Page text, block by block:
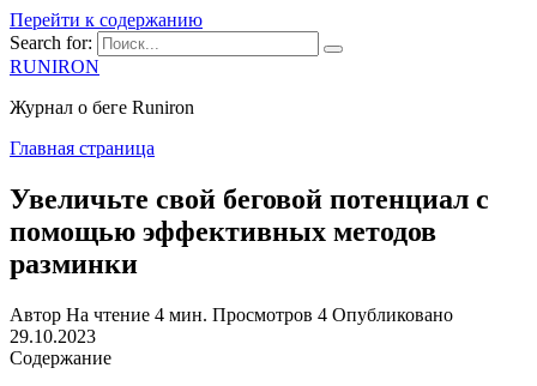
Перейти к содержанию
Search for:
RUNIRON
Журнал о беге Runiron
Главная страница
Увеличьте свой беговой потенциал с
помощью эффективных методов
разминки
Автор На чтение 4 мин. Просмотров 4 Опубликовано
29.10.2023
Содержание